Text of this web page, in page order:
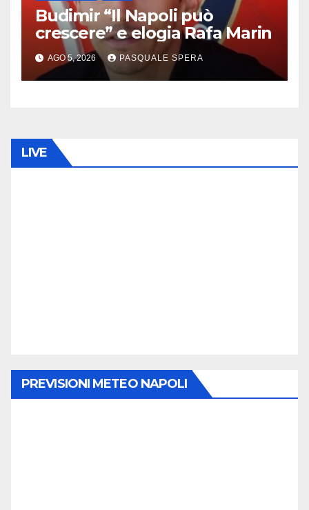
Budimir “Il Napoli può
crescere” e elogia Rafa Marin
AGO 5, 2026 PASQUALE SPERA
LIVE
PREVISIONI METEO NAPOLI